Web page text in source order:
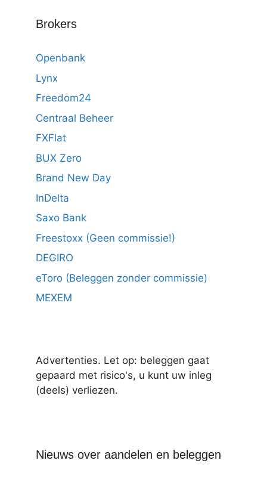
Brokers
Openbank
Lynx
Freedom24
Centraal Beheer
FXFlat
BUX Zero
Brand New Day
InDelta
Saxo Bank
Freestoxx (Geen commissie!)
DEGIRO
eToro (Beleggen zonder commissie)
MEXEM
Advertenties. Let op: beleggen gaat
gepaard met risico's, u kunt uw inleg
(deels) verliezen.
Nieuws over aandelen en beleggen